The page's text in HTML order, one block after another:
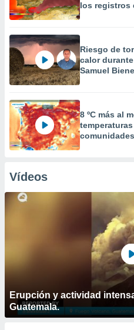
los registros
Riesgo de
calor
Samuel
8 ºC más al
Vídeos
Erupción y actividad
Guatemala.